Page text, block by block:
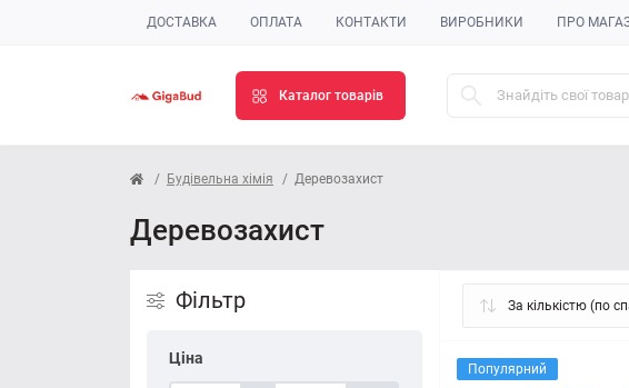
ДОСТАВКА ОПЛАТА КОНТАКТИ ВИРОБНИКИ ПРО
Каталог товарів
Будівельна хімія Деревозахист
Деревозахист
Фільтр
Ціна
Популярний